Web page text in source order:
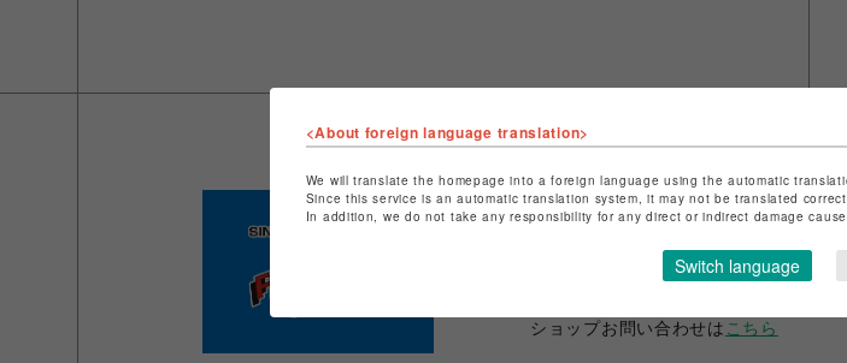
ショップ名
フィットネスショップ
名古屋PARCO
ショップお問い合わせは こちら
<About foreign language translation>
We will translate the homepage into a foreign language using the automatic
Since this service is an automatic translation system, it may not be translated
In addition, we do not take any responsibility for any direct or indirect damage
Switch language